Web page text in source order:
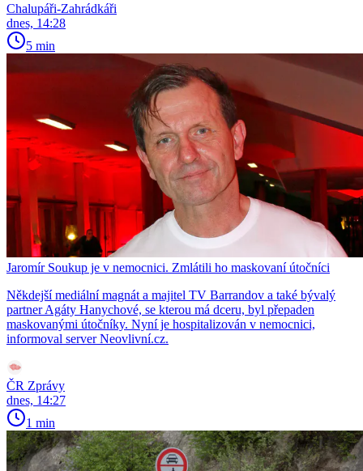
Chalupáři-Zahrádkáři
dnes, 14:28
5 min
Jaromír Soukup je v nemocnici. Zmlátili ho maskovaní útočníci
Někdejší mediální magnát a majitel TV Barrandov a také bývalý
partner Agáty Hanychové, se kterou má dceru, byl přepaden
maskovanými útočníky. Nyní je hospitalizován v nemocnici,
informoval server Neovlivní.cz.
ČR Zprávy
dnes, 14:27
1 min